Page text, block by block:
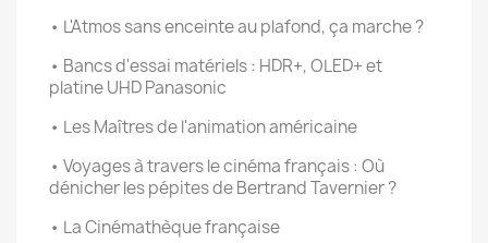
• L'Atmos sans enceinte au plafond, ça marche ?
• Bancs d'essai matériels : HDR+, OLED+ et
platine UHD Panasonic
• Les Maîtres de l'animation américaine
• Voyages à travers le cinéma français : Où
dénicher les pépites de Bertrand Tavernier ?
• La Cinémathèque française